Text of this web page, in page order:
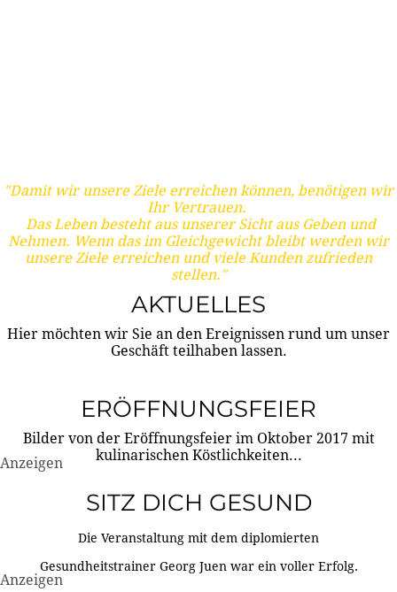
"Damit wir unsere Ziele erreichen können, benötigen wir
Ihr Vertrauen.
Das Leben besteht aus unserer Sicht aus Geben und
Nehmen. Wenn das im Gleichgewicht bleibt werden wir
unsere Ziele erreichen und viele Kunden zufrieden
stellen."
AKTUELLES
Hier möchten wir Sie an den Ereignissen rund um unser
Geschäft teilhaben lassen.
ERÖFFNUNGSFEIER
Bilder von der Eröffnungsfeier im Oktober 2017 mit
kulinarischen Köstlichkeiten...
Anzeigen
SITZ DICH GESUND
Die Veranstaltung mit dem diplomierten
Gesundheitstrainer Georg Juen war ein voller Erfolg.
Anzeigen